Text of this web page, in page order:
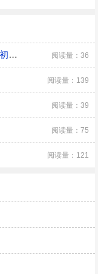
东莞市北师大翰林实验学校怎么样？报考初中难吗 阅读量：36
阅读量：139
阅读量：39
阅读量：75
阅读量：121